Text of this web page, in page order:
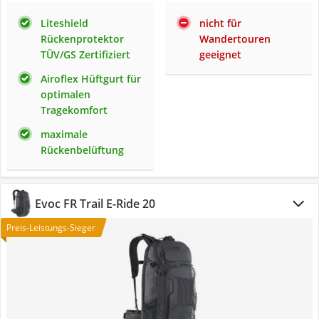
Liteshield
Rückenprotektor
TÜV/GS Zertifiziert
Airoflex Hüftgurt für
optimalen
Tragekomfort
maximale
Rückenbelüftung
nicht für
Wandertouren
geeignet
Evoc FR Trail E-Ride 20
Preis-Leistungs-Sieger